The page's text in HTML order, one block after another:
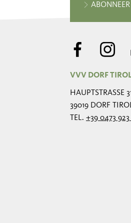
VVV DORF
HAUPTSTRASSE 31
39019 DORF
TEL. +39 0473 923